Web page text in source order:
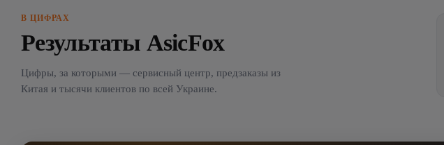
В ЦИФРАХ
Результаты AsicFox
Цифры, за которыми — сервисный центр, предзаказы из
Китая и тысячи клиентов по всей Украине.